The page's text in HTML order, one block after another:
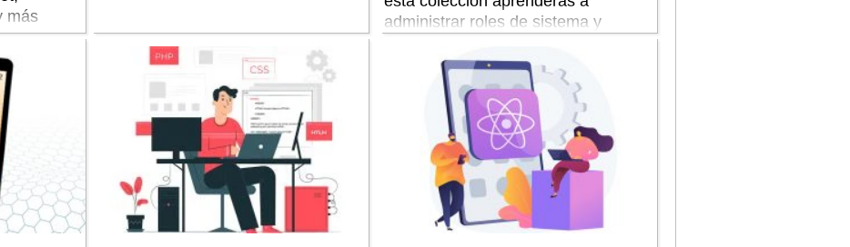
más
administrar roles de sistema y